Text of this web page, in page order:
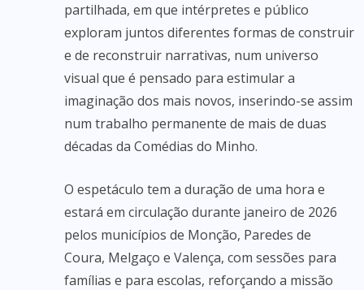
partilhada, em que intérpretes e público
exploram juntos diferentes formas de construir
e de reconstruir narrativas, num universo
visual que é pensado para estimular a
imaginação dos mais novos, inserindo-se assim
num trabalho permanente de mais de duas
décadas da Comédias do Minho.
O espetáculo tem a duração de uma hora e
estará em circulação durante janeiro de 2026
pelos municípios de Monção, Paredes de
Coura, Melgaço e Valença, com sessões para
famílias e para escolas, reforçando a missão